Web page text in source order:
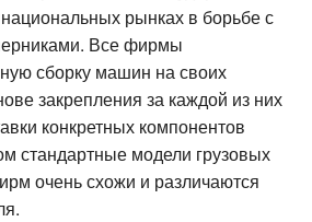
рынках в борьбе с
Все фирмы
сборку машин на своих
закрепления за каждой из них
конкретных компонентов
стандартные модели грузовых
очень схожи и различаются